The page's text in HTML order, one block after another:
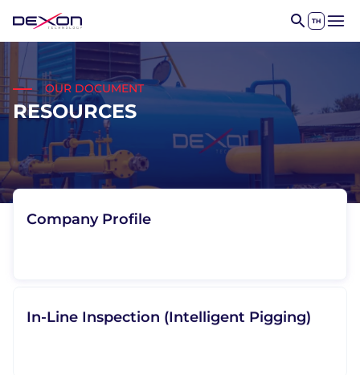
TH
OUR DOCUMENT
RESOURCES
Company Profile
In-Line Inspection (Intelligent Pigging)